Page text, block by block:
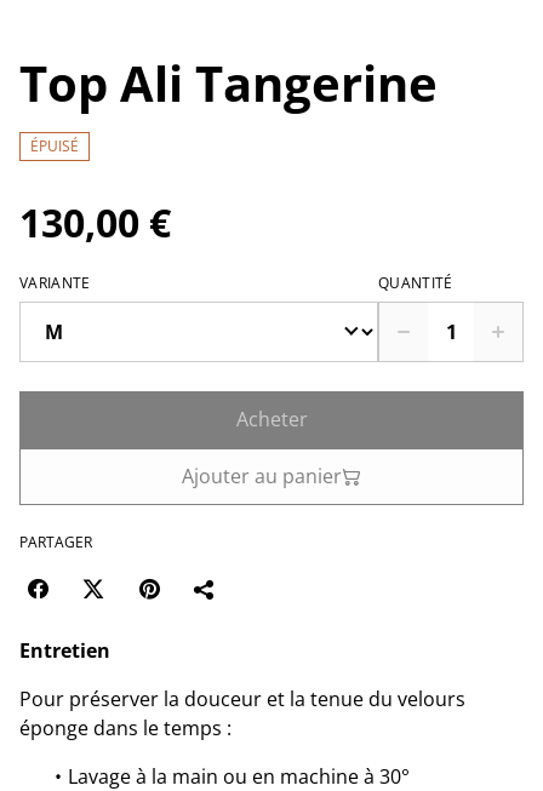
Top Ali Tangerine
ÉPUISÉ
130,00 €
VARIANTE QUANTITÉ
Acheter
Ajouter au panier
PARTAGER
Entretien
Pour préserver la douceur et la tenue du velours
éponge dans le temps :
Lavage à la main ou en machine à 30°